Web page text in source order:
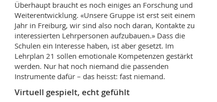
Überhaupt braucht es noch einiges an Forschung und
Weiterentwicklung. «Unsere Gruppe ist erst seit einem
Jahr in Freiburg, wir sind also noch daran, Kontakte zu
interessierten Lehrpersonen aufzubauen.» Dass die
Schulen ein Interesse haben, ist aber gesetzt. Im
Lehrplan 21 sollen emotionale Kompetenzen gestärkt
werden. Nur hat noch niemand die passenden
Instrumente dafür – das heisst: fast niemand.
Virtuell gespielt, echt gefühlt